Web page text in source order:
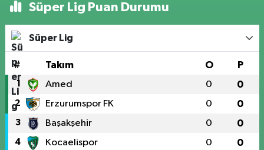
Süper Lig Puan Durumu
Süper Lig
# Takım O P
1 Amed 0 0
2 Erzurumspor FK 0 0
3 Başakşehir 0 0
4 Kocaelispor 0 0